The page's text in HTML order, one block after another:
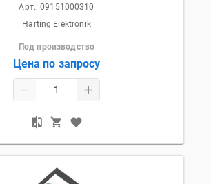
Арт.:09151000310
Harting Elektronik
Под производство
Цена по запросу